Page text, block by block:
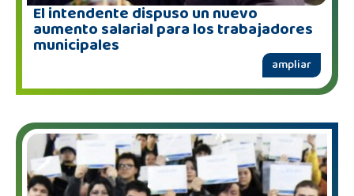
El intendente dispuso un nuevo
aumento salarial para los trabajadores
municipales
ampliar